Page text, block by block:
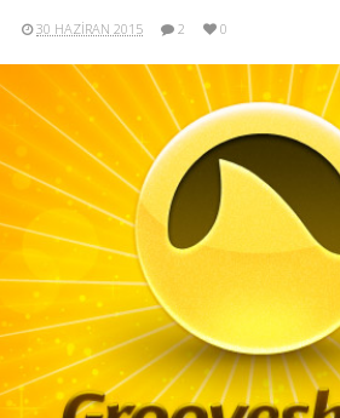
30 HAZIRAN 2015 2 0